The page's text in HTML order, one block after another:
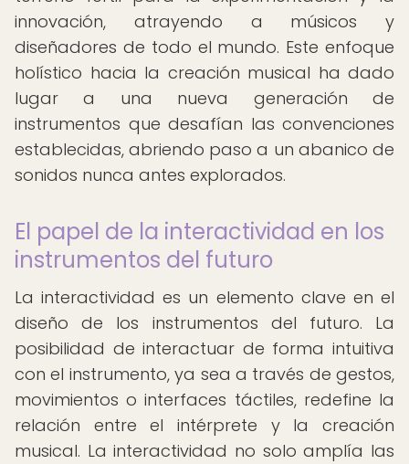
innovación, atrayendo a músicos y
diseñadores de todo el mundo. Este enfoque
holístico hacia la creación musical ha dado
lugar a una nueva generación de
instrumentos que desafían las convenciones
establecidas, abriendo paso a un abanico de
sonidos nunca antes explorados.
El papel de la interactividad en los
instrumentos del futuro
La interactividad es un elemento clave en el
diseño de los instrumentos del futuro. La
posibilidad de interactuar de forma intuitiva
con el instrumento, ya sea a través de gestos,
movimientos o interfaces táctiles, redefine la
relación entre el intérprete y la creación
musical. La interactividad no solo amplía las